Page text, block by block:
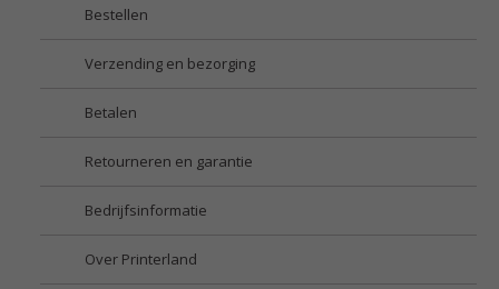
Bestellen
Verzending en bezorging
Betalen
Retourneren en garantie
Bedrijfsinformatie
Over Printerland